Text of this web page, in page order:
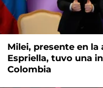
Milei, presente en la
Espriella, tuvo una
Colombia